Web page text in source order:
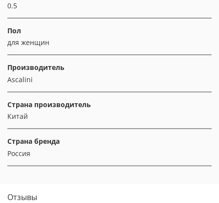
0.5
Пол
для женщин
Производитель
Ascalini
Страна производитель
Китай
Страна бренда
Россия
Отзывы